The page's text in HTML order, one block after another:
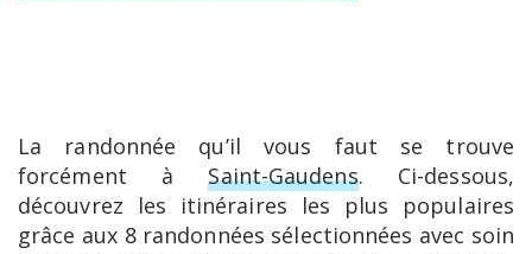
La randonnée qu’il vous faut se trouve
forcément àSaint-Gaudens. Ci-dessous,
découvrez les itinéraires les plus populaires
grâce aux 8 randonnées sélectionnées avec soin